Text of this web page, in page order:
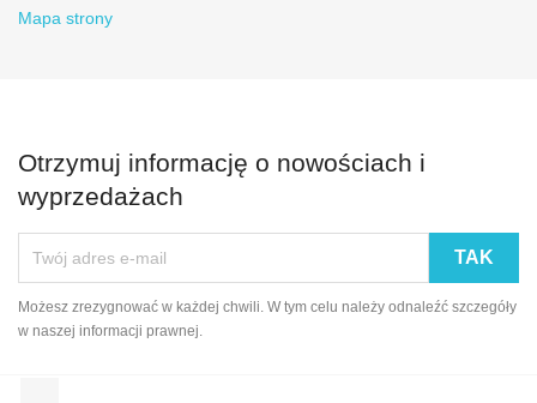
Mapa strony
Otrzymuj informację o nowościach i
wyprzedażach
Możesz zrezygnować w każdej chwili. W tym celu należy odnaleźć szczegóły
w naszej informacji prawnej.